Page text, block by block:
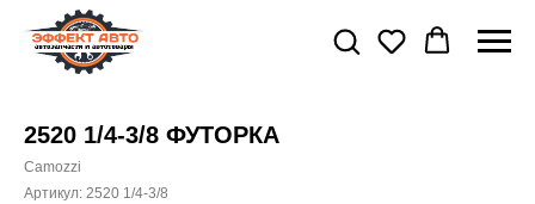
2520 1/4-3/8 ФУТОРКА
Camozzi
Артикул: 2520 1/4-3/8